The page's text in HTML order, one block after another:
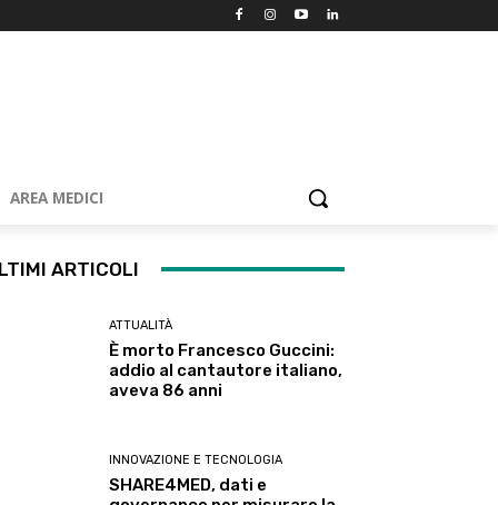
AREA MEDICI
ARTICOLI
ATTUALITÀ
È morto Francesco Guccini:
addio al cantautore italiano,
aveva 86 anni
INNOVAZIONE E TECNOLOGIA
SHARE4MED, dati e